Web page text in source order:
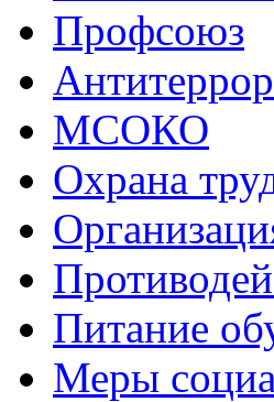
Профсоюз
Антитеррор
МСОКО
Охрана
Питание
Меры